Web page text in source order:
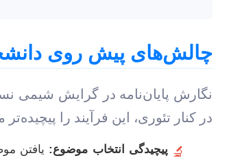
چالش‌های پیش روی
نگارش پایان‌نامه در گرایش شیمی
در کنار تئوری، این فرآیند را
🔬 پیچیدگی انتخاب موضوع: یافتن